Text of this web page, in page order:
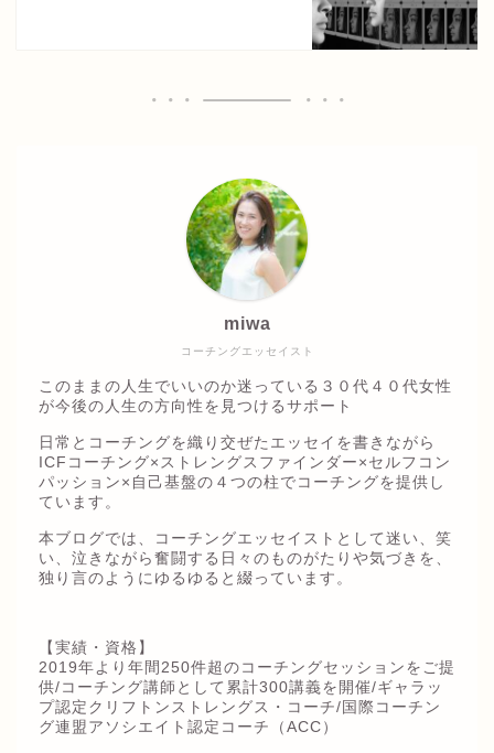
コーチングエッセイスト
miwa
このままの人生でいいのか迷っている３０代４０代女性
が今後の人生の方向性を見つけるサポート
日常とコーチングを織り交ぜたエッセイを書きながら
ICFコーチング×ストレングスファインダー×セルフコン
パッション×自己基盤の４つの柱でコーチングを提供し
ています。
本ブログでは、コーチングエッセイストとして迷い、笑
い、泣きながら奮闘する日々のものがたりや気づきを、
独り言のようにゆるゆると綴っています。
【実績・資格】
2019年より年間250件超のコーチングセッションをご提
供/コーチング講師として累計300講義を開催/ギャラッ
プ認定クリフトンストレングス・コーチ/国際コーチン
グ連盟アソシエイト認定コーチ（ACC）